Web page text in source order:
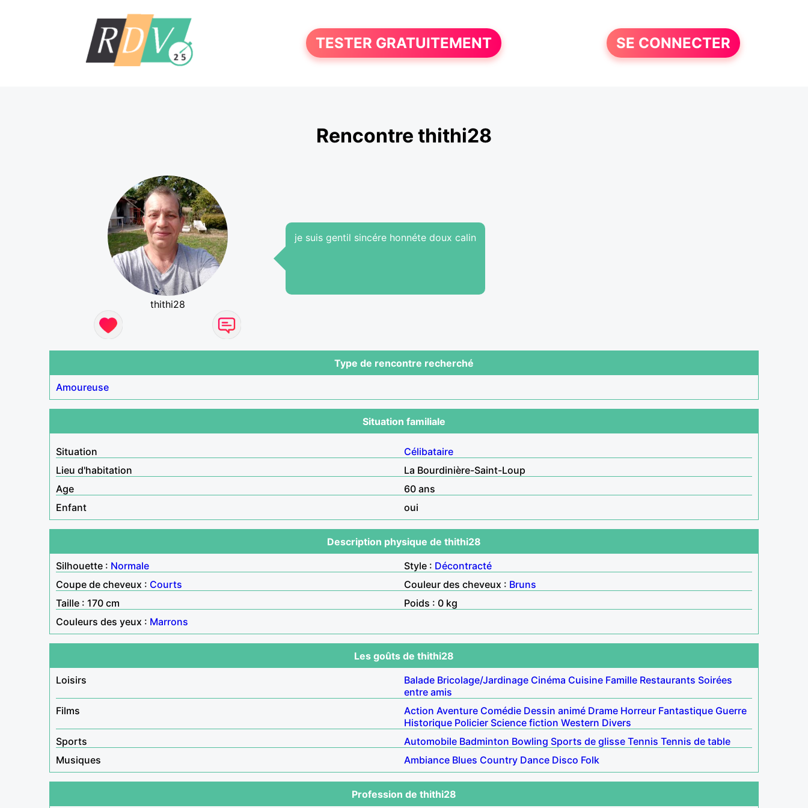
TESTER GRATUITEMENT SE CONNECTER
Rencontre thithi28
thithi28
je suis gentil sincére honnéte doux calin
Type de rencontre recherché
Amoureuse
Situation familiale
Situation
Célibataire
Lieu d'habitation
La Bourdinière-Saint-Loup
Age
60 ans
Enfant
oui
Description physique de thithi28
Silhouette : Normale Style : Décontracté
Coupe de cheveux : Courts Couleur des cheveux : Bruns
Taille : 170 cm
Poids : 0 kg
Couleurs des yeux : Marrons
Les goûts de thithi28
Loisirs
Balade Bricolage/Jardinage Cinéma Cuisine Famille Restaurants Soirées
entre amis
Films
Action Aventure Comédie Dessin animé Drame Horreur Fantastique Guerre
Historique Policier Science fiction Western Divers
Sports
Automobile Badminton Bowling Sports de glisse Tennis Tennis de table
Musiques
Ambiance Blues Country Dance Disco Folk
Profession de thithi28